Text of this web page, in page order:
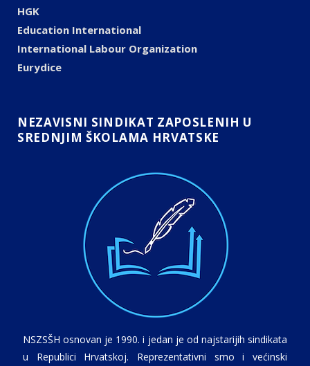
HGK
Education International
International Labour Organization
Eurydice
NEZAVISNI SINDIKAT ZAPOSLENIH U
SREDNJIM ŠKOLAMA HRVATSKE
NSZSŠH osnovan je 1990. i jedan je od najstarijih sindikata
u Republici Hrvatskoj. Reprezentativni smo i većinski